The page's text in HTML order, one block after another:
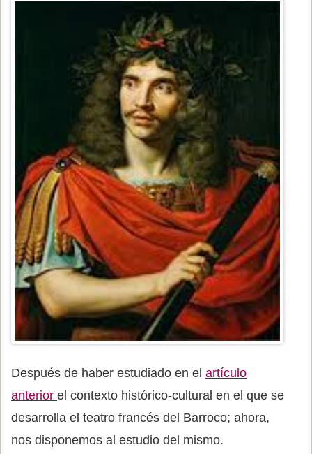
Después de haber estudiado en el artículo
anterior el contexto histórico-cultural en el que se
desarrolla el teatro francés del Barroco; ahora,
nos disponemos al estudio del mismo.